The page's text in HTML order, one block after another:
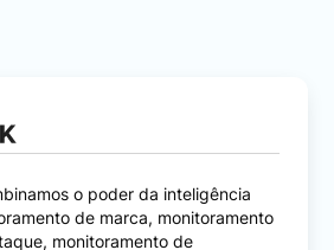
o poder da inteligência
de marca, monitoramento
monitoramento de